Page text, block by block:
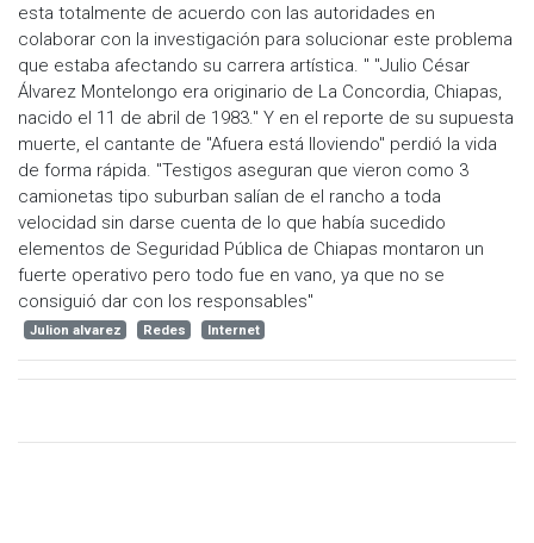
esta totalmente de acuerdo con las autoridades en
colaborar con la investigación para solucionar este problema
que estaba afectando su carrera artística. " "Julio César
Álvarez Montelongo era originario de La Concordia, Chiapas,
nacido el 11 de abril de 1983." Y en el reporte de su supuesta
muerte, el cantante de "Afuera está lloviendo" perdió la vida
de forma rápida. "Testigos aseguran que vieron como 3
camionetas tipo suburban salían de el rancho a toda
velocidad sin darse cuenta de lo que había sucedido
elementos de Seguridad Pública de Chiapas montaron un
fuerte operativo pero todo fue en vano, ya que no se
consiguió dar con los responsables"
Julion alvarez Redes Internet